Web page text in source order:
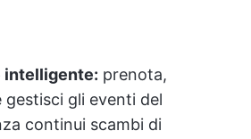
intelligente: prenota,
gestisci gli eventi del
continui scambi di